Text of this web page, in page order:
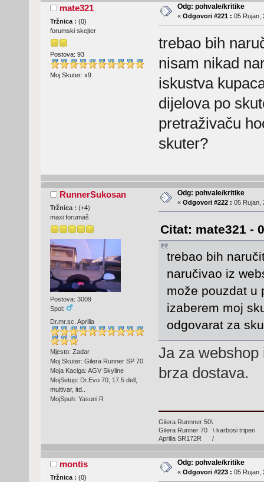
mate321
Tržnica : (0)
forumski skejter
Postova: 93
Moj Skuter: x9
Odg: pohvale/kritike
« Odgovori #221 : 05 Rujan,
trebao bih
nisam nikad
iskustva
dijelova po
pretraživaču
skuter?
RunnerSukosan
Tržnica : (+4)
maxi forumaš
Postova: 3009
Spol:
Dr.mr.sc. Aprilia
Mjesto: Zadar
Moj Skuter: Gilera Runner SP 70
Moja Kaciga: AGV Skyline
MojSetup: Dr.Evo 70, 17.5 dell,
multivar, itd..
MojSpuh: Yasuni R
Odg: pohvale/kritike
« Odgovori #222 : 05 Rujan,
Citat: mate321 -
trebao bih
naručivao iz
može pouzdat u
izaberem moj
odgovarat za
Ja za
brza dostava.
Gilera Runnner 50\
Gilera Runner 70 \ karbosi triperi
Aprilia SR172R /
montis
Tržnica : (0)
Odg: pohvale/kritike
« Odgovori #223 : 05 Rujan,